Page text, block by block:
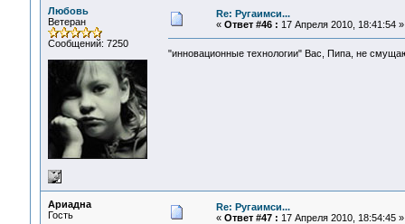
Любовь
Ветеран
Сообщений: 7250
Re: Ругаимси...
« Ответ #46 : 17 Апреля 2010, 18:41:54 »
"инновационные технологии" Вас, Пипа, не
Ариадна
Гость
Re: Ругаимси...
« Ответ #47 : 17 Апреля 2010, 18:54:45 »